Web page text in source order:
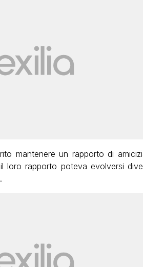
mantenere un rapporto di
loro rapporto poteva evolversi